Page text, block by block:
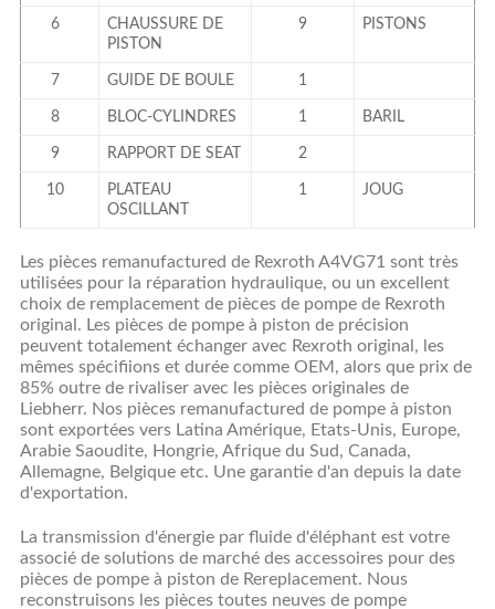
6
CHAUSSURE DE
PISTON
9 PISTONS
7 GUIDE DE BOULE 1
8 BLOC-CYLINDRES 1 BARIL
9 RAPPORT DE SEAT 2
10
PLATEAU
OSCILLANT
1 JOUG
Les pièces remanufactured de Rexroth A4VG71 sont très
utilisées pour la réparation hydraulique, ou un excellent
choix de remplacement de pièces de pompe de Rexroth
original. Les pièces de pompe à piston de précision
peuvent totalement échanger avec Rexroth original, les
mêmes spécifiions et durée comme OEM, alors que prix de
85% outre de rivaliser avec les pièces originales de
Liebherr. Nos pièces remanufactured de pompe à piston
sont exportées vers Latina Amérique, Etats-Unis, Europe,
Arabie Saoudite, Hongrie, Afrique du Sud, Canada,
Allemagne, Belgique etc. Une garantie d'an depuis la date
d'exportation.
La transmission d'énergie par fluide d'éléphant est votre
associé de solutions de marché des accessoires pour des
pièces de pompe à piston de Rereplacement. Nous
reconstruisons les pièces toutes neuves depompe